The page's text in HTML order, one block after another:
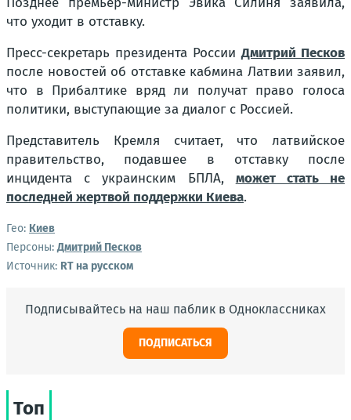
что уходит в отставку.
Пресс-секретарь президента РоссииДмитрий Песков
после новостей об отставке кабмина Латвии заявил,
что в Прибалтике вряд ли получат право голоса
политики, выступающие за диалог с Россией.
Представитель Кремля считает, что латвийское
правительство, подавшее в отставку после
инцидента с украинским БПЛА, может стать не
последней жертвой поддержки Киева.
Гео: Киев
Персоны: Дмитрий Песков
Источник: RT на русском
Подписывайтесь на наш паблик в Одноклассниках
ПОДПИСАТЬСЯ
Топ